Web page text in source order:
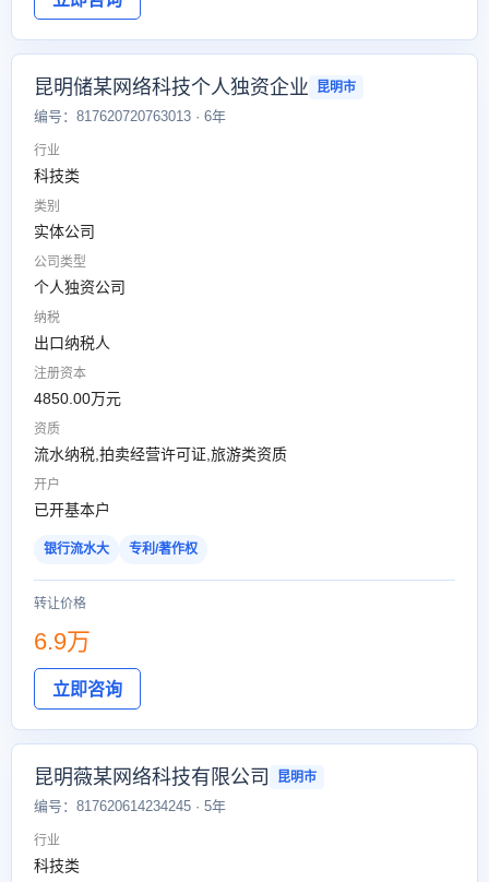
昆明储某网络科技个人独资企业 昆明市
编号：817620720763013 · 6年
行业
科技类
类别
实体公司
公司类型
个人独资公司
纳税
出口纳税人
注册资本
4850.00万元
资质
流水纳税,拍卖经营许可证,旅游类资质
开户
已开基本户
银行流水大 专利/著作权
转让价格
6.9万
立即咨询
昆明薇某网络科技有限公司 昆明市
编号：817620614234245 · 5年
行业
科技类